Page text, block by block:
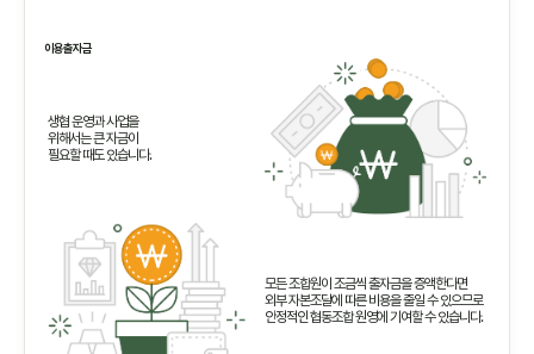
이용출자금
생협 운영과 사업을
위해서는 큰 자금이
필요할 때도 있습니다.
모든 조합원이 조금씩 출자금을 증액한다면
외부 자본조달에 따른 비용을 줄일 수 있으므로
안정적인 협동조합 원영에 기여할 수 있습니다.